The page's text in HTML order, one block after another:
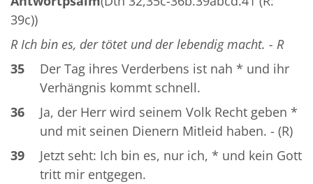
39c))
R Ich bin es, der tötet und der lebendig macht. - R
35
Der Tag ihres Verderbens ist nah * und ihr
Verhängnis kommt schnell.
36
Ja, der Herr wird seinem Volk Recht geben *
und mit seinen Dienern Mitleid haben. - (R)
39
Jetzt seht: Ich bin es, nur ich, * und kein Gott
tritt mir entgegen.